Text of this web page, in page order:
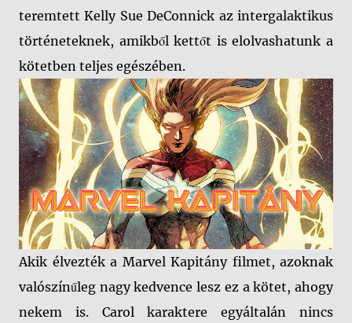
teremtett Kelly Sue DeConnick az intergalaktikus
történeteknek, amikből kettőt is elolvashatunk a
kötetben teljes egészében.
Akik élvezték a Marvel Kapitány filmet, azoknak
valószínűleg nagy kedvence lesz ez a kötet, ahogy
nekem is. Carol karaktere egyáltalán nincs